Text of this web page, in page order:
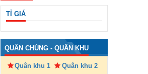
TỈ GIÁ
QUÂN CHỦNG - QUÂN KHU
Quân khu 1
Quân khu 2